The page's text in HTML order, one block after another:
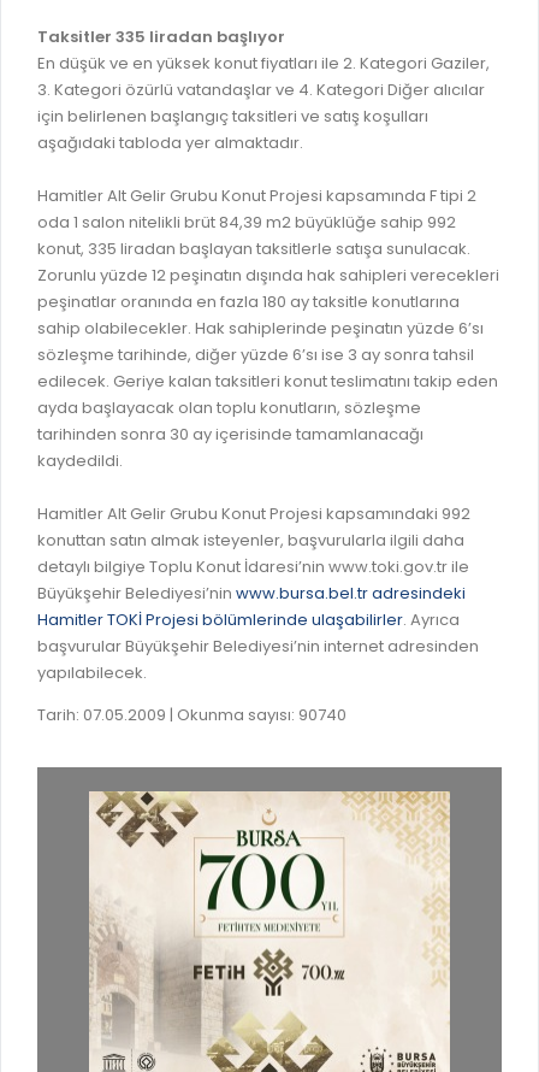
YÖNETMELIKLER / YÖNERGELER
KAMU HİZMET STANDARTLARI (KAHİS)
ŞİKAYET TAKİBİ (KURUMLAR)
MÜHENDİS, MİMAR VE SÜRVEYAN KAYITLARI (İLÇE
MÜHENDİS, MİMAR VE SÜRVEYAN KAYITLARI
VEFAT KAYDI GİRİŞİ (İLÇE BELEDİYELER)
YER SEÇİM BELGESİ, MOBİL VE SAHA DOLABI BAŞVURULARI
GÜNLÜK KAZI ÇALIŞMALARI
TARIMSAL AMAÇLI METEOROLOJİ İSTASYON VERİLERİ
Taksitler 335 liradan başlıyor
En düşük ve en yüksek konut fiyatları ile 2. Kategori Gaziler,
3. Kategori özürlü vatandaşlar ve 4. Kategori Diğer alıcılar
için belirlenen başlangıç taksitleri ve satış koşulları
aşağıdaki tabloda yer almaktadır.
Hamitler Alt Gelir Grubu Konut Projesi kapsamında F tipi 2
oda 1 salon nitelikli brüt 84,39 m2 büyüklüğe sahip 992
konut, 335 liradan başlayan taksitlerle satışa sunulacak.
Zorunlu yüzde 12 peşinatın dışında hak sahipleri verecekleri
peşinatlar oranında en fazla 180 ay taksitle konutlarına
sahip olabilecekler. Hak sahiplerinde peşinatın yüzde 6’sı
sözleşme tarihinde, diğer yüzde 6’sı ise 3 ay sonra tahsil
edilecek. Geriye kalan taksitleri konut teslimatını takip eden
ayda başlayacak olan toplu konutların, sözleşme
tarihinden sonra 30 ay içerisinde tamamlanacağı
kaydedildi.
Hamitler Alt Gelir Grubu Konut Projesi kapsamındaki 992
konuttan satın almak isteyenler, başvurularla ilgili daha
detaylı bilgiye Toplu Konut İdaresi’nin www.toki.gov.tr ile
Büyükşehir Belediyesi’nin www.bursa.bel.tr adresindeki
Hamitler TOKİ Projesi bölümlerinde ulaşabilirler. Ayrıca
başvurular Büyükşehir Belediyesi’nin internet adresinden
yapılabilecek.
Tarih: 07.05.2009 | Okunma sayısı: 90740